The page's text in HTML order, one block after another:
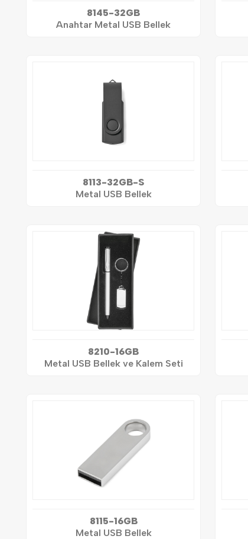
8145-32GB
Anahtar Metal USB Bellek
8113-32GB-S
Metal USB Bellek
8210-16GB
Metal USB Bellek ve Kalem Seti
8115-16GB
Metal USB Bellek